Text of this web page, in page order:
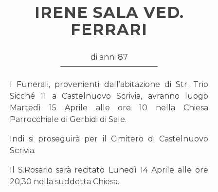
IRENE SALA VED.
FERRARI
di anni 87
I Funerali, provenienti dall’abitazione di Str. Trio
Sicché 11 a Castelnuovo Scrivia, avranno luogo
Martedì 15 Aprile alle ore 10 nella Chiesa
Parrocchiale di Gerbidi di Sale.
Indi si proseguirà per il Cimitero di Castelnuovo
Scrivia.
Il S.Rosario sarà recitato Lunedì 14 Aprile alle ore
20,30 nella suddetta Chiesa.